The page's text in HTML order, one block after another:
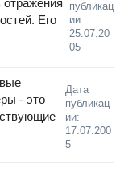
Его
публикац
ии:
25.07.20
05
- это
Дата
публикац
ии:
17.07.200
5